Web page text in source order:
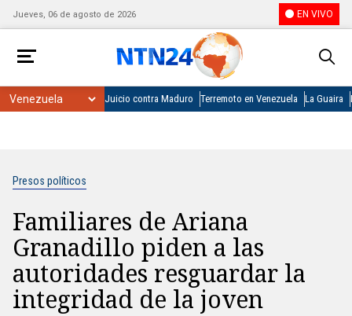
Jueves, 06 de agosto de 2026 EN VIVO
Juicio contra Maduro Terremoto en Venezuela La Guaira
Presos políticos
Familiares de Ariana
Granadillo piden a las
autoridades resguardar la
integridad de la joven